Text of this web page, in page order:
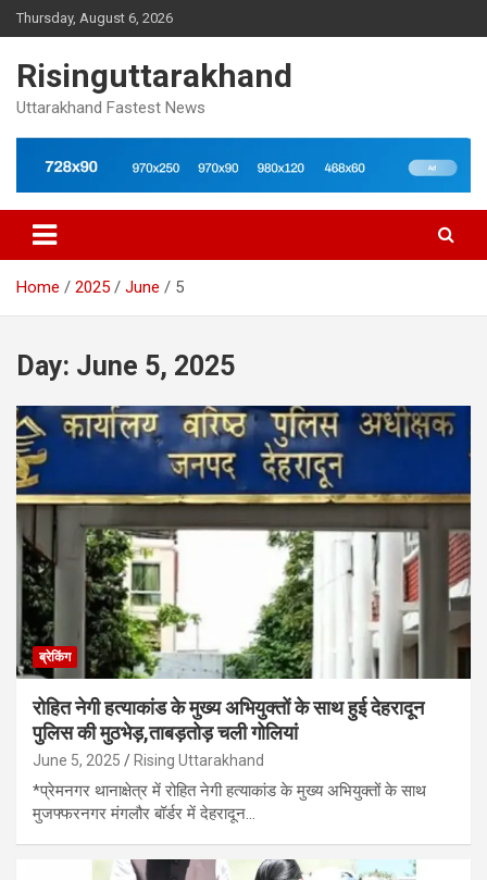
Skip
to
Thursday, August 6, 2026
Risinguttarakhand
Uttarakhand Fastest News
Home 2025 June 5
Day: June 5, 2025
ब्रेकिंग
रोहित नेगी हत्याकांड के मुख्य अभियुक्तों के साथ हुई देहरादून
पुलिस की मुठभेड़,ताबड़तोड़ चली गोलियां
June 5, 2025 Rising Uttarakhand
*प्रेमनगर थानाक्षेत्र में रोहित नेगी हत्याकांड के मुख्य अभियुक्तों के साथ
मुजफ्फरनगर मंगलौर बॉर्डर में देहरादून…